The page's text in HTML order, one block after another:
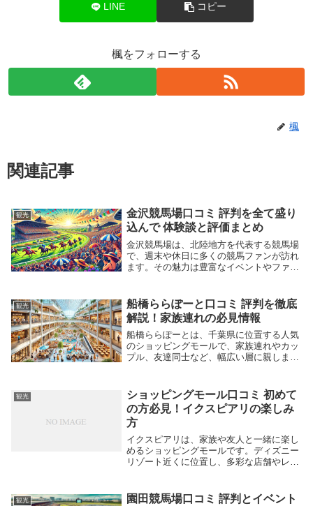
LINE コピー
楓をフォローする
楓
関連記事
観光
金沢競馬場口コミ 評判を全て盛り
込んで 体験談と評価まとめ
金沢競馬場は、北陸地方を代表する競馬場
で、週末や休日に多くの競馬ファンが訪れ
ます。その魅力は豊富なイベントやファミ
場の魅力や実際に訪れた人々の口コミを詳
しく紹介し、...
観光
船橋ららぽーと口コミ 評判を徹底
解説！家族連れの必見情報
船橋ららぽーとは、千葉県に位置する人気
のショッピングモールで、家族連れやカッ
プル、友達同士など、幅広い層に親しまれ
ベントにあります。訪れる人々の口コミを
調べることで...
観光
ショッピングモール口コミ 初めて
の方必見！イクスピアリの楽しみ
方
イクスピアリは、家族や友人と一緒に楽し
めるショッピングモールです。ディズニー
リゾート近くに位置し、多彩な店舗やレス
魅力を紹介します。 「子供連れでも楽し
観光
園田競馬場口コミ 評判とイベント